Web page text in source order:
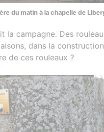
du matin à la chapelle de
la campagne. Des
dans la
de ces rouleaux ?